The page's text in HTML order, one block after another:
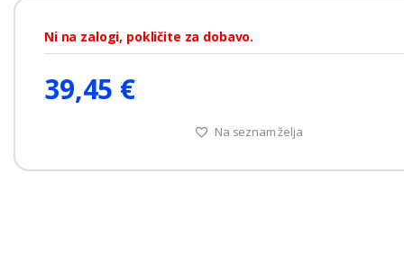
Ni na zalogi, pokličite za dobavo.
39,45 €
Na seznam želja